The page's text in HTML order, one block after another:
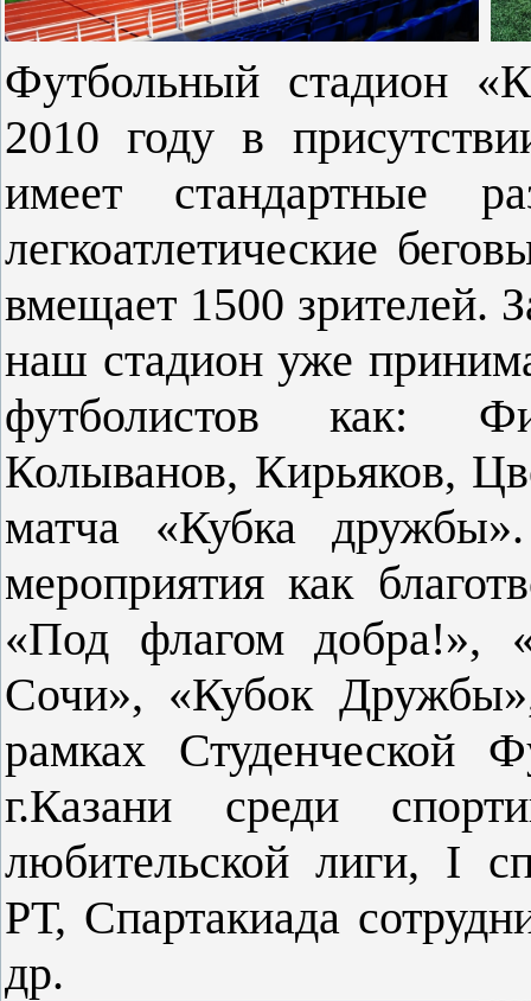
Футбольный
2010 году в
имеет
легкоатлетические
вмещает 1500 зрителей.
наш стадион уже
футболистов как:
Колыванов, Кирьяков,
матча «Кубка
мероприятия как
«Под флагом добра!»,
Сочи», «Кубок
рамках Студенческой
г.Казани среди
любительской лиги, I
РТ, Спартакиада
др.